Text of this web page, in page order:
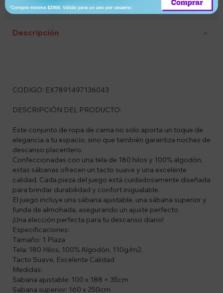
Compra segura
cambio
entrega
Descripción
CODIGO: EX7891497136043
DESCRIPCIÓN DEL PRODUCTO:
Este conjunto de ropa de cama no solo aporta un toque de
elegancia a tu espacio, sino que también garantiza noches de
descanso placentero.
Confeccionadas con una tela de 180 hilos y 100% algodón,
estas sábanas ofrecen un tacto suave y una excelente
calidad. Cada pieza del juego está cuidadosamente diseñada
para brindar durabilidad y confort inigualable.
El juego incluye una sábana ajustable, una sábana superior y
funda de almohada, asegurando un ajuste perfecto.
¡Una elección perfecta para tu descanso diario!
Especificaciones:
Tamaño: 1 Plaza
Tela: 180 Hilos, 100% Algodón, 110g/m2.
Tacto Suave, Excelente Calidad
Medidas:
Sabana ajustable: 100 x 188 + 35cm
Sabana superior: 160 x 250cm